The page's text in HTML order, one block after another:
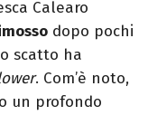
Calearo
dopo pochi
scatto ha
. Com’è noto,
un profondo